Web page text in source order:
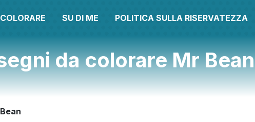
SU DI ME POLITICA SULLA RISERVATEZZA
da colorare Mr Bean